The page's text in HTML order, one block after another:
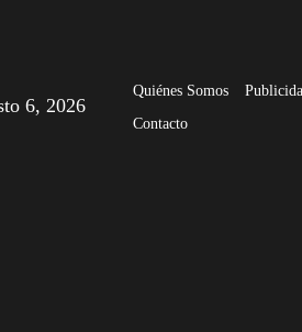
6, 2026
Quiénes Somos
Contacto